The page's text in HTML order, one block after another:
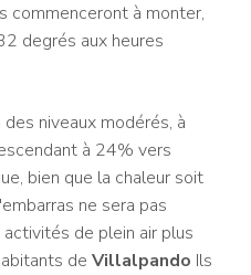
commenceront à monter,
degrés aux heures
niveaux modérés, à
à 24% vers
bien que la chaleur soit
ne sera pas
de plein air plus
de Villalpando Ils